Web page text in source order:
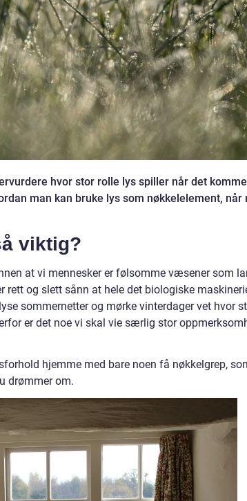
hvor stor rolle lys spiller når det
man kan bruke lys som nøkkelelement, når
viktig?
at vi mennesker er følsomme væsener som
rett og slett sånn at hele det biologiske
sommernetter og mørke vinterdager vet hvor
er det noe vi skal vie særlig stor
hjemme med bare noen få nøkkelgrep,
drømmer om.